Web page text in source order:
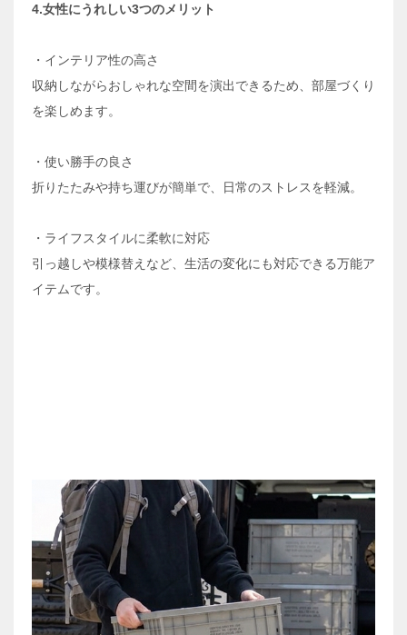
4.女性にうれしい3つのメリット
・インテリア性の高さ
収納しながらおしゃれな空間を演出できるため、部屋づくり
を楽しめます。
・使い勝手の良さ
折りたたみや持ち運びが簡単で、日常のストレスを軽減。
・ライフスタイルに柔軟に対応
引っ越しや模様替えなど、生活の変化にも対応できる万能ア
イテムです。